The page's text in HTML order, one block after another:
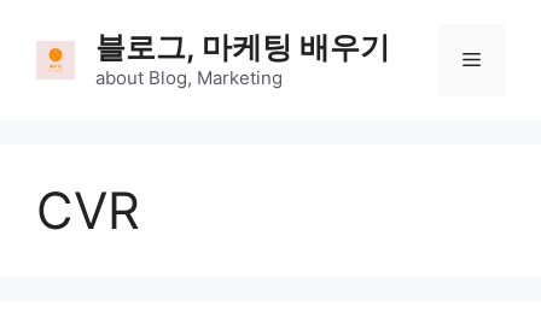
content
블로그, 마케팅 배우기
about Blog, Marketing
Menu
CVR